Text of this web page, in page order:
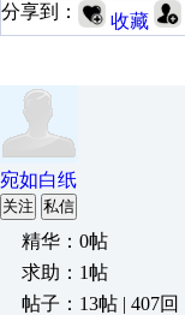
分享到： 收藏
宛如白纸
关注 私信
精华：0帖
求助：1帖
帖子：13帖 | 407回